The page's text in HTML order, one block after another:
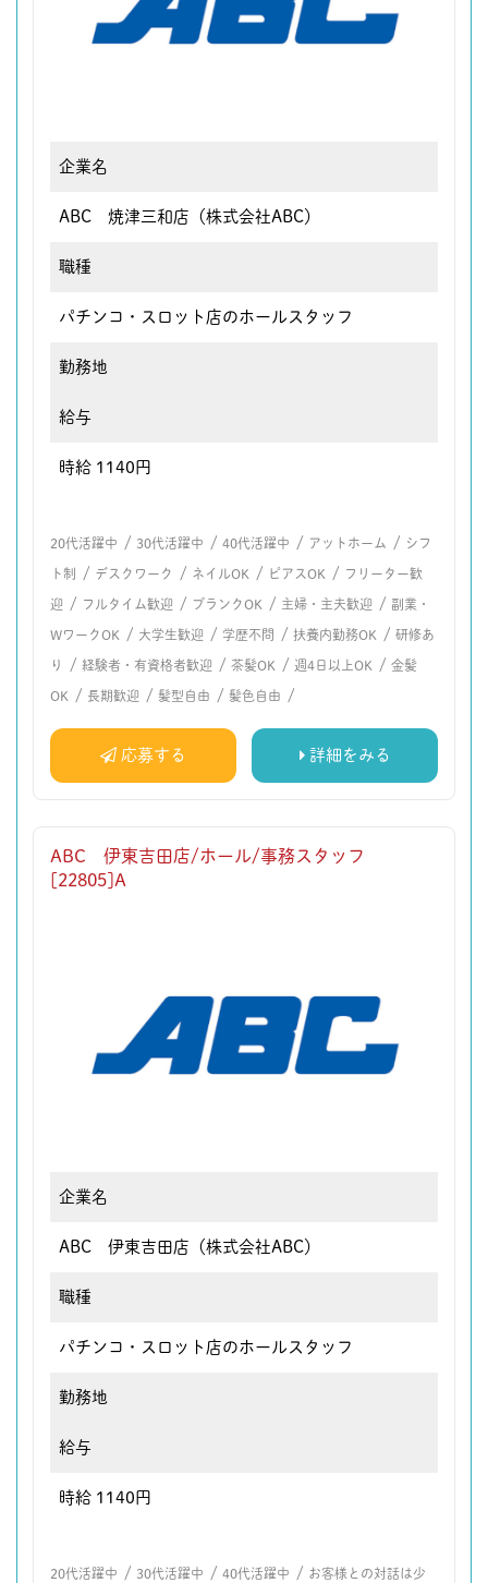
企業名
ABC 焼津三和店（株式会社ABC）
職種
パチンコ・スロット店のホールスタッフ
勤務地
給与
時給 1140円
20代活躍中 / 30代活躍中 / 40代活躍中 / アットホーム / シフ
ト制 / デスクワーク / ネイルOK / ピアスOK / フリーター歓
迎 / フルタイム歓迎 / ブランクOK / 主婦・主夫歓迎 / 副業・
WワークOK / 大学生歓迎 / 学歴不問 / 扶養内勤務OK / 研修あ
り / 経験者・有資格者歓迎 / 茶髪OK / 週4日以上OK / 金髪
OK / 長期歓迎 / 髪型自由 / 髪色自由 /
応募する 詳細をみる
ABC 伊東吉田店/ホール/事務スタッフ
[22805]A
企業名
ABC 伊東吉田店（株式会社ABC）
職種
パチンコ・スロット店のホールスタッフ
勤務地
給与
時給 1140円
20代活躍中 / 30代活躍中 / 40代活躍中 / お客様との対話は少